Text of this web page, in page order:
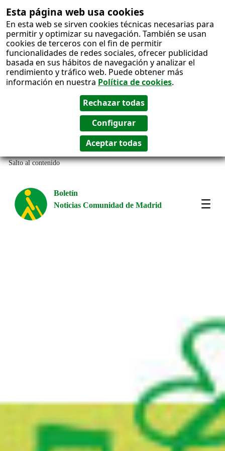
Esta página web usa cookies
En esta web se sirven cookies técnicas necesarias para
permitir y optimizar su navegación. También se usan
cookies de terceros con el fin de permitir
funcionalidades de redes sociales, ofrecer publicidad
basada en sus hábitos de navegación y analizar el
rendimiento y tráfico web. Puede obtener más
información en nuestra Política de cookies.
Salto al contenido
Boletín
Noticias Comunidad de Madrid